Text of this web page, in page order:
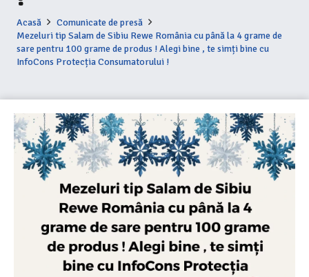
Acasă
Comunicate de presă
Mezeluri tip Salam de Sibiu Rewe România cu până la 4 grame de
sare pentru 100 grame de produs ! Alegi bine , te simți bine cu
InfoCons Protecția Consumatorului !